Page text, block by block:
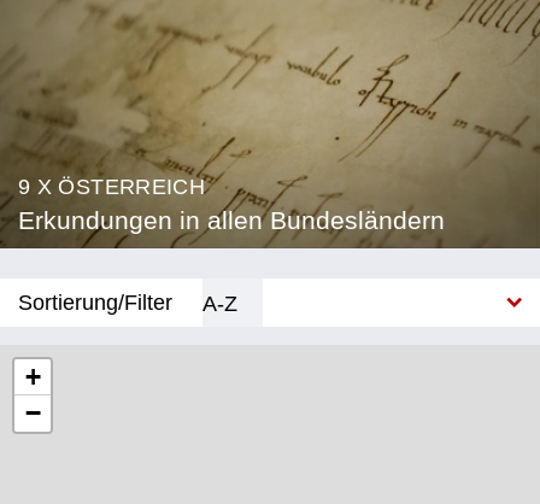
9 X ÖSTERREICH
Erkundungen in allen Bundesländern
Sortierung/Filter
A-Z
+
−